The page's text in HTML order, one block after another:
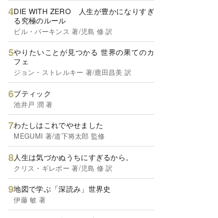
DIE WITH ZERO 人生が豊かになりすぎ
る究極のルール
ビル・パーキンス 著/児島 修 訳
やりたいことが見つかる 世界の果てのカ
フェ
ジョン・ストレルキー 著/鹿田昌美 訳
ブティック
池井戸 潤 著
わたしはこれでやせました
MEGUMI 著/道下将太郎 監修
人生は気づかぬうちにすぎるから。
クリス・ギレボー 著/児島 修 訳
地図で学ぶ「深読み」世界史
伊藤 敏 著